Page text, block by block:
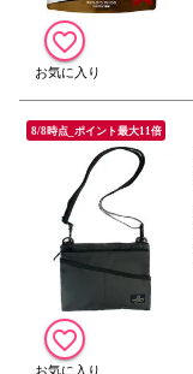
8/8時点_ポイント最大11倍